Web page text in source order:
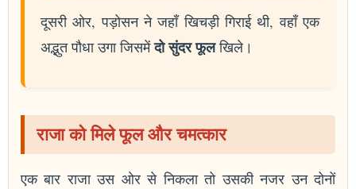
दूसरी ओर, पड़ोसन ने जहाँ खिचड़ी गिराई थी, वहाँ एक
अद्भुत पौधा उगा जिसमेंदो सुंदर फूलखिले।
राजा को मिले फूल और चमत्कार
एक बार राजा उस ओर से निकला तो उसकी नजर उन दोनों